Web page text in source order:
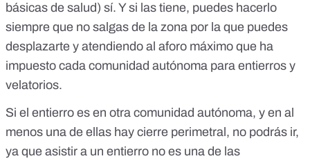
básicas de salud) sí. Y si las tiene, puedes hacerlo
siempre que no salgas de la zona por la que puedes
desplazarte y atendiendo al aforo máximo que ha
impuesto cada comunidad autónoma para entierros y
velatorios.
Si el entierro es en otra comunidad autónoma, y en al
menos una de ellas hay cierre perimetral, no podrás ir,
ya que asistir a un entierro no es una de las